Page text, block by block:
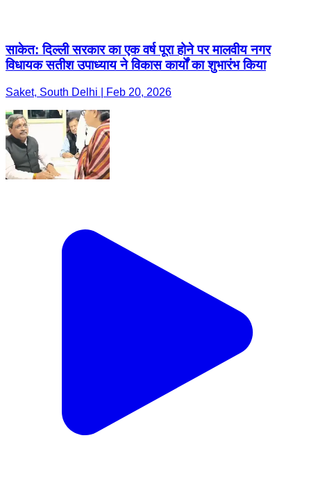
साकेत: दिल्ली सरकार का एक वर्ष पूरा होने पर मालवीय नगर
विधायक सतीश उपाध्याय ने विकास कार्यों का शुभारंभ किया
Saket, South Delhi | Feb 20, 2026